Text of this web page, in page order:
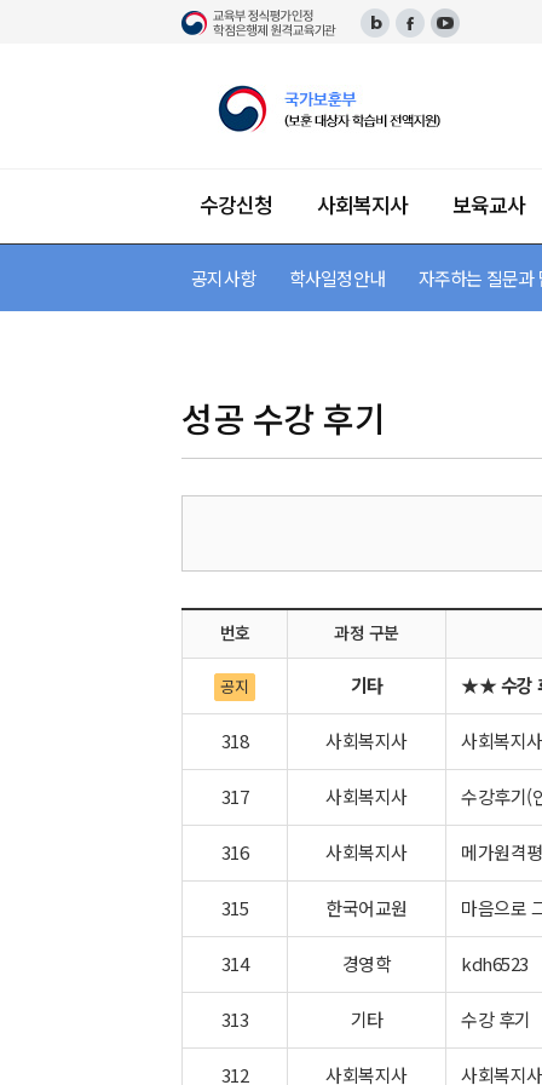
수강신청
단과 수강신청 패키지 수강신청
사회복지사
사회복지사 소개 자격증 안내 및 이수
보육교사
보육교사 소개 자격증 안내 및 이수 과
장애영유아보육교사 소개 자격증 안
한국어교원 소개 자격증 안내 및 이수
평생교육사 소개 자격증 안내 및 이수
미용학 소개 교육과정 안내 및 이수 과
건강가정사 소개 자격 안내 및 이수
경영학 소개 필수 이수 과목
습
지
공지사항 학사일정안내 자주하는 질문과
성공 수강 후기
번호 과정 구분
공지 기타 ★★ 수강
318 사회복지사 사회복지
317 사회복지사 수강후기(
316 사회복지사 메가원격
315 한국어교원 마음으로
314 경영학 kdh6523
313 기타 수강 후기
312 사회복지사 사회복지